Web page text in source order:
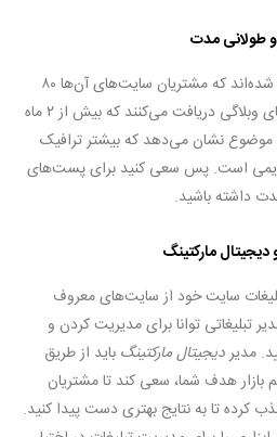
طراحان وبسایت‌ها اخیرا متوجه شده‌اند که مشتریان سایت‌های آن‌ها ۸۰
درصد ترافیک خود را از پست‌های وبلاگی دریافت می‌کنند که بیش از ۲ ماه
موضوع نشان می‌دهد که بیشتر ترافیک
است. پس سعی کنید برای پست‌های
داشته باشید.
سایت خود از سایت‌های معروف
تبلیغاتی توانا برای مدیریت کردن و
مدیردیجیتال مارکتینگباید از طریق
هدف شما، سعی کند تا مشتریان
کرده تا به نتایج بهتری دست پیدا کنید.